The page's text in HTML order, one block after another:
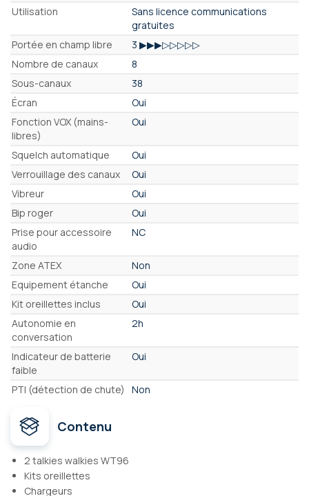
Utilisation
Sans licence communications
gratuites
Portée en champ libre
3 ▶▶▶▷▷▷▷▷
Nombre de canaux
8
Sous-canaux
38
Écran
Oui
Fonction VOX (mains-
libres)
Oui
Squelch automatique
Oui
Verrouillage des canaux
Oui
Vibreur
Oui
Bip roger
Oui
Prise pour accessoire
audio
NC
Zone ATEX
Non
Equipement étanche
Oui
Kit oreillettes inclus
Oui
Autonomie en
conversation
2h
Indicateur de batterie
faible
Oui
PTI (détection de chute) Non
Contenu
2 talkies walkies WT96
Kits oreillettes
Chargeurs